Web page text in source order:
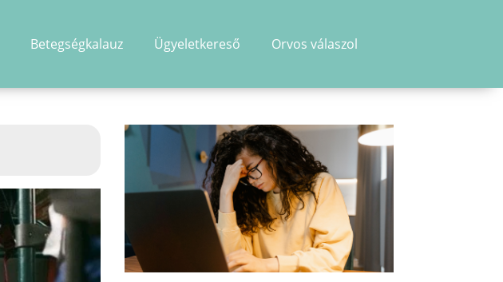
Betegségkalauz Ügyeletkereső Orvos válaszol